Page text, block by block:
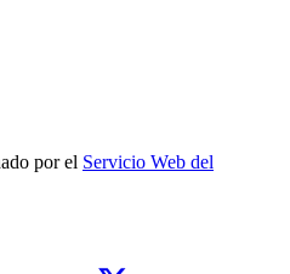
por el Servicio Web del